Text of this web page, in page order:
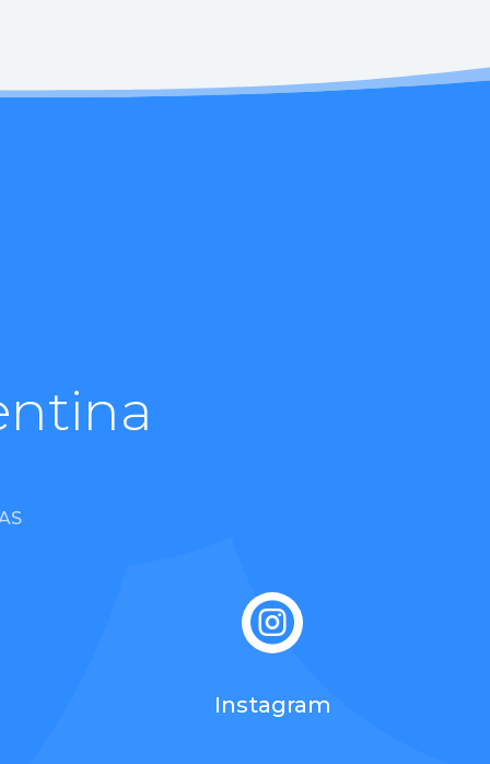

Instagram